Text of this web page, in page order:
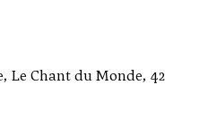
Le Chant du Monde, 42